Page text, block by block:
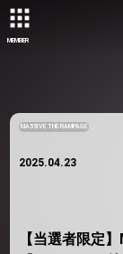
MEMBER
MA55IVE THE RAMPAGE
2025.04.23
【当選者限定